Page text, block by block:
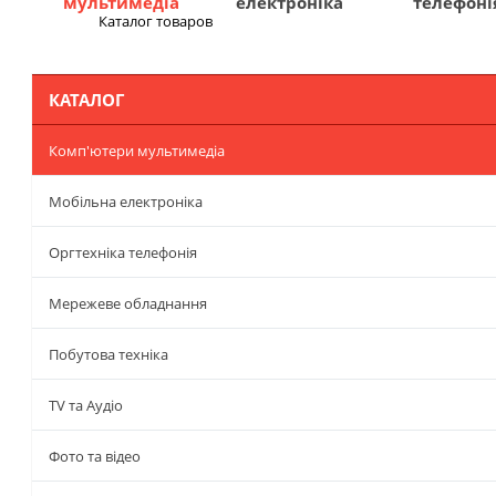
Каталог товаров
КАТАЛОГ
Комп'ютери мультимедіа
Мобільна електроніка
Оргтехніка телефонія
Мережеве обладнання
Побутова техніка
TV та Аудіо
Фото та відео